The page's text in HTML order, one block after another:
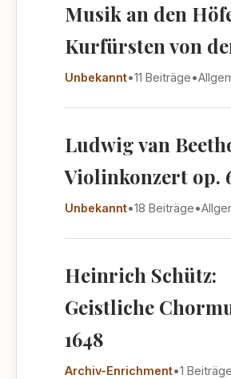
Musik an den
Kurfürsten von
Unbekannt•11 Beiträge•
Ludwig van
Violinkonzert op.
Unbekannt•18 Beiträge•
Heinrich Schütz:
Geistliche
1648
Archiv-Enrichment•1 Beiträge